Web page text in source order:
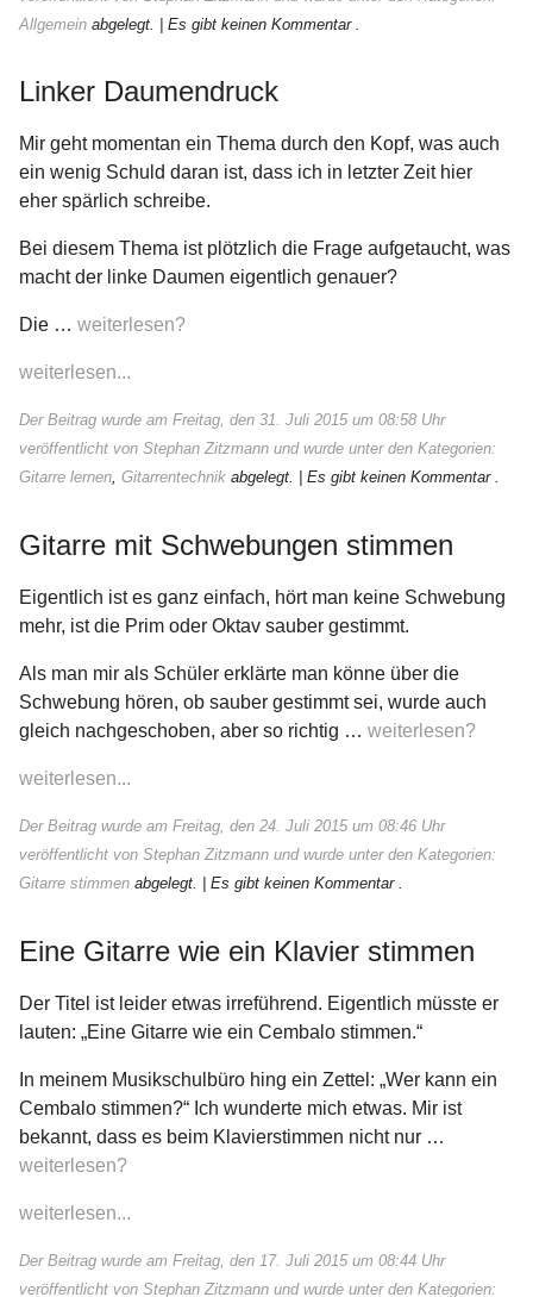
Allgemein abgelegt. | Es gibt keinen Kommentar .
Linker Daumendruck
Mir geht momentan ein Thema durch den Kopf, was auch
ein wenig Schuld daran ist, dass ich in letzter Zeit hier
eher spärlich schreibe.
Bei diesem Thema ist plötzlich die Frage aufgetaucht, was
macht der linke Daumen eigentlich genauer?
Die … weiterlesen?
weiterlesen...
Der Beitrag wurde am Freitag, den 31. Juli 2015 um 08:58 Uhr
veröffentlicht von Stephan Zitzmann und wurde unter den Kategorien:
Gitarre lernen, Gitarrentechnik abgelegt. | Es gibt keinen Kommentar .
Gitarre mit Schwebungen stimmen
Eigentlich ist es ganz einfach, hört man keine Schwebung
mehr, ist die Prim oder Oktav sauber gestimmt.
Als man mir als Schüler erklärte man könne über die
Schwebung hören, ob sauber gestimmt sei, wurde auch
gleich nachgeschoben, aber so richtig … weiterlesen?
weiterlesen...
Der Beitrag wurde am Freitag, den 24. Juli 2015 um 08:46 Uhr
veröffentlicht von Stephan Zitzmann und wurde unter den Kategorien:
Gitarre stimmen abgelegt. | Es gibt keinen Kommentar .
Eine Gitarre wie ein Klavier stimmen
Der Titel ist leider etwas irreführend. Eigentlich müsste er
lauten: „Eine Gitarre wie ein Cembalo stimmen.“
In meinem Musikschulbüro hing ein Zettel: „Wer kann ein
Cembalo stimmen?“ Ich wunderte mich etwas. Mir ist
bekannt, dass es beim Klavierstimmen nicht nur …
weiterlesen?
weiterlesen...
Der Beitrag wurde am Freitag, den 17. Juli 2015 um 08:44 Uhr
veröffentlicht von Stephan Zitzmann und wurde unter den Kategorien: